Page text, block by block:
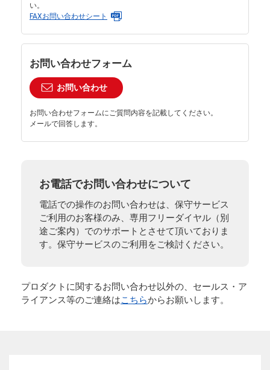
い。
FAXお問い合わせシート
お問い合わせフォーム
お問い合わせ
お問い合わせフォームにご質問内容を記載してください。
メールで回答します。
お電話でお問い合わせについて
電話での操作のお問い合わせは、保守サービス
ご利用のお客様のみ、専用フリーダイヤル（別
途ご案内）でのサポートとさせて頂いておりま
す。保守サービスのご利用をご検討ください。
プロダクトに関するお問い合わせ以外の、セールス・ア
ライアンス等のご連絡はこちらからお願いします。